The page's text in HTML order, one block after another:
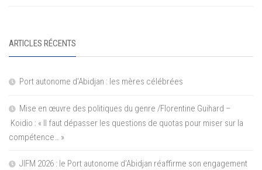
ARTICLES RÉCENTS
Port autonome d’Abidjan : les mères célébrées
Mise en œuvre des politiques du genre /Florentine Guihard –
Koidio : « Il faut dépasser les questions de quotas pour miser sur la
compétence… »
JIFM 2026 : le Port autonome d’Abidjan réaffirme son engagement